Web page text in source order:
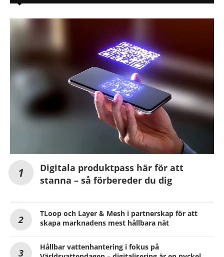
Digitala produktpass här för att
stanna – så förbereder du dig
TLoop och Layer & Mesh i partnerskap för att
skapa marknadens mest hållbara nät
Hållbar vattenhantering i fokus på